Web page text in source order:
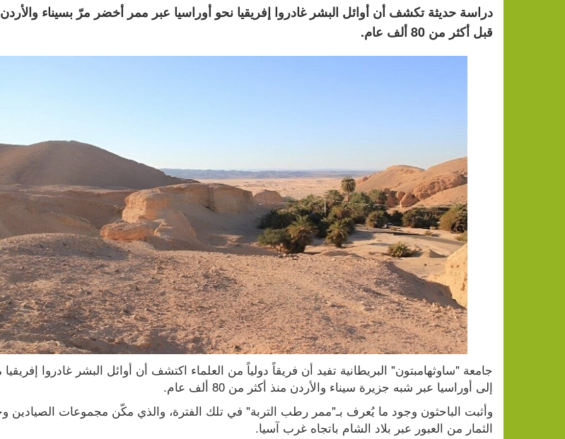
دراسة حديثة تكشف أن أوائل البشر غادروا إفريقيا نحو أوراسيا عبر ممر أخضر مرّ بسيناء والأردن
قبل أكثر من 80 ألف عام.
إلى أوراسيا عبر شبه جزيرة سيناء والأردن منذ أكثر من 80 ألف عام.
الثمار من العبور عبر بلاد الشام باتجاه غرب آسيا.